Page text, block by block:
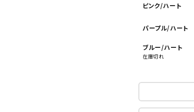
ピンク/ハート
パープル/ハート
ブルー/ハート
在庫切れ